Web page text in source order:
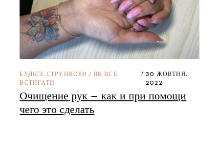
БУДЬТЕ СТРУНКОЮ! / ЯК ВСЕ
ВСТИГАТИ
30 ЖОВТНЯ,
2022
Очищение рук – как и при помощи
чего это сделать